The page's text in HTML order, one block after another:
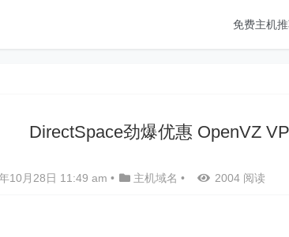
免费主机
DirectSpace劲爆优惠 OpenVZ
10月28日 11:49 am • 主机域名 • 2004 阅读